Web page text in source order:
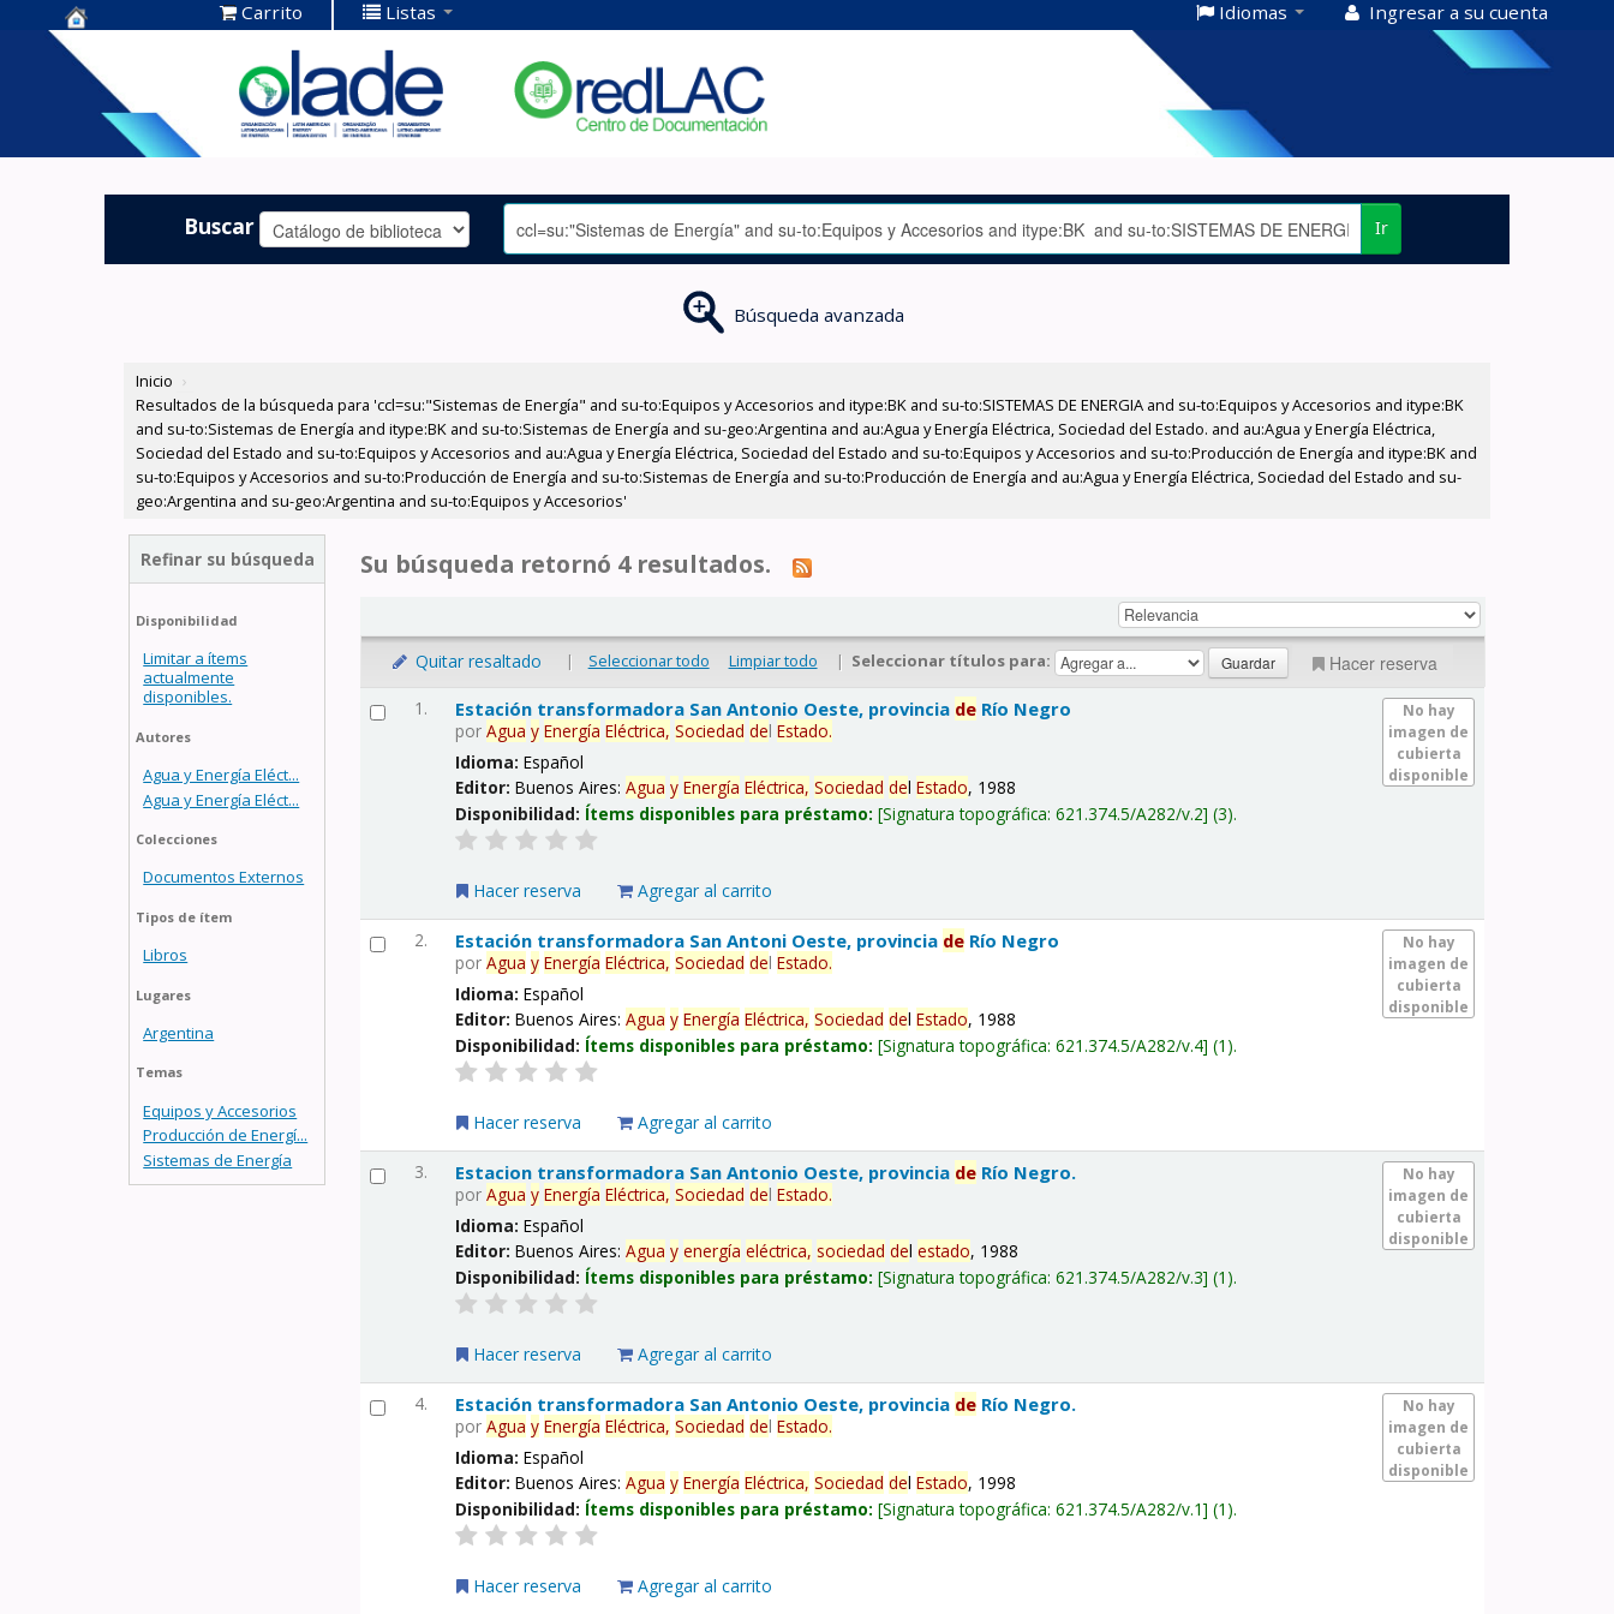
Centro de
Documentación
OLADE -
Carrito Listas Idiomas Ingresar a su cuenta
Buscar Ir
Búsqueda avanzada
Inicio ›
Resultados de la búsqueda para 'ccl=su:"Sistemas de Energía" and su-to:Equipos y Accesorios and itype:BK and su-to:SISTEMAS DE ENERGIA and su-to:Equipos y Accesorios and itype:BK
and su-to:Sistemas de Energía and itype:BK and su-to:Sistemas de Energía and su-geo:Argentina and au:Agua y Energía Eléctrica, Sociedad del Estado. and au:Agua y Energía Eléctrica,
Sociedad del Estado and su-to:Equipos y Accesorios and au:Agua y Energía Eléctrica, Sociedad del Estado and su-to:Equipos y Accesorios and su-to:Producción de Energía and itype:BK and
su-to:Equipos y Accesorios and su-to:Producción de Energía and su-to:Sistemas de Energía and su-to:Producción de Energía and au:Agua y Energía Eléctrica, Sociedad del Estado and su-
geo:Argentina and su-geo:Argentina and su-to:Equipos y Accesorios'
Refinar su búsqueda
Disponibilidad
Limitar a ítems
actualmente
disponibles.
Autores
Agua y Energía Eléct...
Agua y Energía Eléct...
Colecciones
Documentos Externos
Tipos de ítem
Libros
Lugares
Argentina
Temas
Equipos y Accesorios
Producción de Energí...
Sistemas de Energía
Su búsqueda retornó 4 resultados.
Quitar resaltado | Seleccionar todo Limpiar todo | Seleccionar títulos para: Hacer reserva
1.
No hay
imagen de
cubierta
disponible
Estación transformadora San Antonio Oeste, provincia de Río Negro
porAgua y Energía Eléctrica, Sociedad delEstado.
Idioma:Español
Editor:Buenos Aires:Agua y Energía Eléctrica, Sociedad delEstado, 1988
Disponibilidad: Ítems disponibles para préstamo: Signatura topográfica:621.374.5/A282/v.2 (3).
Hacer reserva Agregar al carrito
2.
No hay
imagen de
cubierta
disponible
Estación transformadora San Antoni Oeste, provincia de Río Negro
porAgua y Energía Eléctrica, Sociedad delEstado.
Idioma:Español
Editor:Buenos Aires:Agua y Energía Eléctrica, Sociedad delEstado, 1988
Disponibilidad: Ítems disponibles para préstamo: Signatura topográfica:621.374.5/A282/v.4 (1).
Hacer reserva Agregar al carrito
3.
No hay
imagen de
cubierta
disponible
Estacion transformadora San Antonio Oeste, provincia de Río Negro.
porAgua y Energía Eléctrica, Sociedad delEstado.
Idioma:Español
Editor:Buenos Aires:Agua y energía eléctrica, sociedad delestado, 1988
Disponibilidad: Ítems disponibles para préstamo: Signatura topográfica:621.374.5/A282/v.3 (1).
Hacer reserva Agregar al carrito
4.
No hay
imagen de
cubierta
disponible
Estación transformadora San Antonio Oeste, provincia de Río Negro.
porAgua y Energía Eléctrica, Sociedad delEstado.
Idioma:Español
Editor:Buenos Aires:Agua y Energía Eléctrica, Sociedad delEstado, 1998
Disponibilidad: Ítems disponibles para préstamo: Signatura topográfica:621.374.5/A282/v.1 (1).
Hacer reserva Agregar al carrito